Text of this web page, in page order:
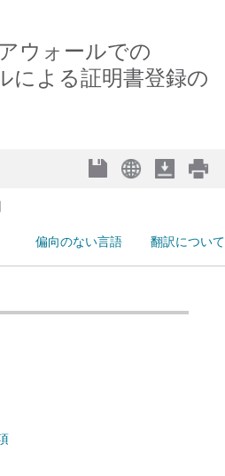
ウォールでの
による証明書登録の
偏向のない言語
翻訳について